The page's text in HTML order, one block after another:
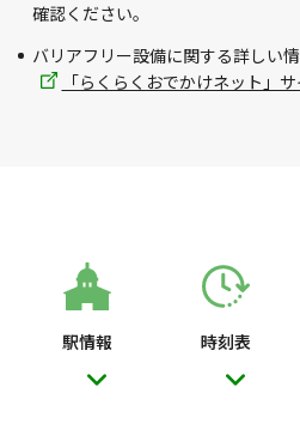
確認ください。
バリアフリー設備に関する詳しい
「らくらくおでかけネット」
駅情報 時刻表